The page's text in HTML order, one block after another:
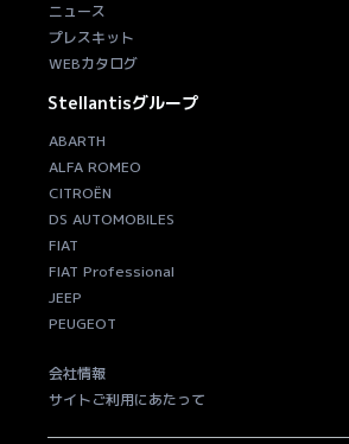
ニュース
プレスキット
WEBカタログ
Stellantisグループ
ABARTH
ALFA ROMEO
CITROËN
DS AUTOMOBILES
FIAT
FIAT Professional
JEEP
PEUGEOT
会社情報
サイトご利用にあたって